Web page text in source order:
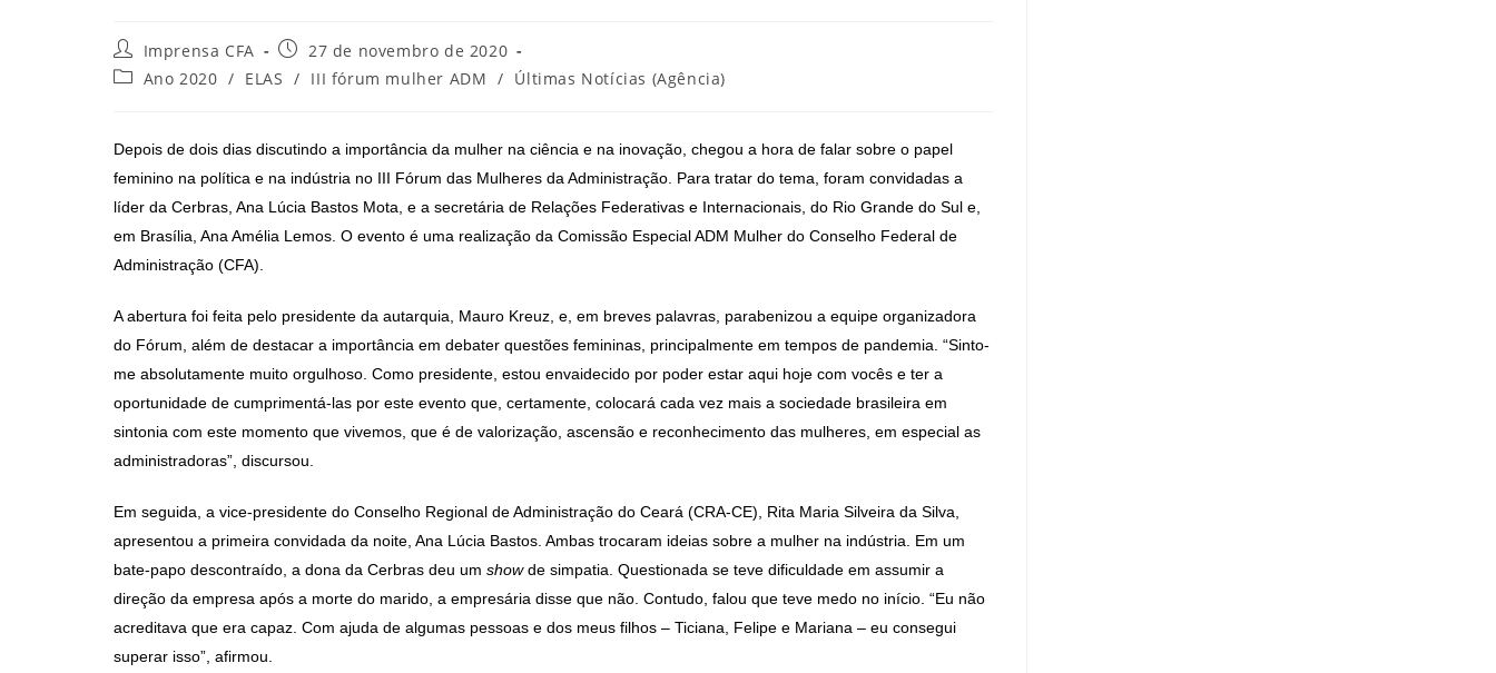
Autor
do
post:
Imprensa CFA
Post
publicado:
27 de novembro de 2020
Categoria
Ano 2020 / ELAS / III fórum mulher ADM / Últimas Notícias (Agência)
Depois de dois dias discutindo a importância da mulher na ciência e na inovação, chegou a hora de falar sobre o papel
feminino na política e na indústria no III Fórum das Mulheres da Administração. Para tratar do tema, foram convidadas a
líder da Cerbras, Ana Lúcia Bastos Mota, e a secretária de Relações Federativas e Internacionais, do Rio Grande do Sul e,
em Brasília, Ana Amélia Lemos. O evento é uma realização da Comissão Especial ADM Mulher do Conselho Federal de
Administração (CFA).
A abertura foi feita pelo presidente da autarquia, Mauro Kreuz, e, em breves palavras, parabenizou a equipe organizadora
do Fórum, além de destacar a importância em debater questões femininas, principalmente em tempos de pandemia. “Sinto-
me absolutamente muito orgulhoso. Como presidente, estou envaidecido por poder estar aqui hoje com vocês e ter a
oportunidade de cumprimentá-las por este evento que, certamente, colocará cada vez mais a sociedade brasileira em
sintonia com este momento que vivemos, que é de valorização, ascensão e reconhecimento das mulheres, em especial as
administradoras”, discursou.
Em seguida, a vice-presidente do Conselho Regional de Administração do Ceará (CRA-CE), Rita Maria Silveira da Silva,
apresentou a primeira convidada da noite, Ana Lúcia Bastos. Ambas trocaram ideias sobre a mulher na indústria. Em um
bate-papo descontraído, a dona da Cerbras deu um showde simpatia. Questionada se teve dificuldade em assumir a
direção da empresa após a morte do marido, a empresária disse que não. Contudo, falou que teve medo no início. “Eu não
acreditava que era capaz. Com ajuda de algumas pessoas e dos meus filhos – Ticiana, Felipe e Mariana – eu consegui
superar isso”, afirmou.